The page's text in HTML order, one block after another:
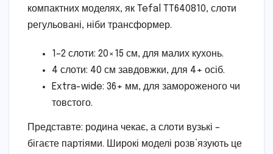
компактних моделях, як Tefal TT640810, слоти
регульовані, ніби трансформер.
1–2 слоти: 20×15 см, для малих кухонь.
4 слоти: 40 см завдовжки, для 4+ осіб.
Extra-wide: 36+ мм, для замороженого чи
товстого.
Представте: родина чекає, а слоти вузькі –
бігаєте партіями. Широкі моделі розв’язують це